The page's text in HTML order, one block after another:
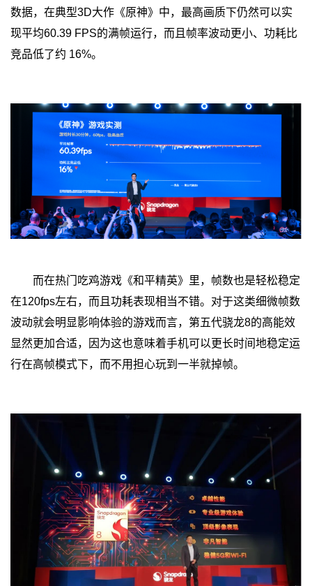
数据，在典型3D大作《原神》中，最高画质下仍然可以实
现平均60.39 FPS的满帧运行，而且帧率波动更小、功耗比
竞品低了约 16%。
而在热门吃鸡游戏《和平精英》里，帧数也是轻松稳定
在120fps左右，而且功耗表现相当不错。对于这类细微帧数
波动就会明显影响体验的游戏而言，第五代骁龙8的高能效
显然更加合适，因为这也意味着手机可以更长时间地稳定运
行在高帧模式下，而不用担心玩到一半就掉帧。